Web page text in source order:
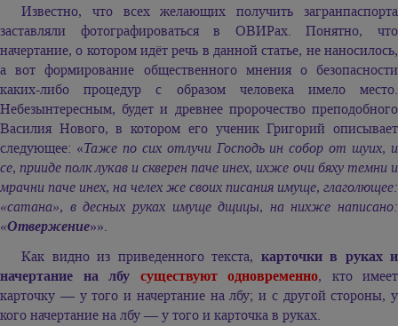
Известно, что всех желающих получить загранпаспорта
заставляли фотографироваться в ОВИРах. Понятно, что
начертание, о котором идёт речь в данной статье, не наносилось,
а вот формирование общественного мнения о безопасности
каких-либо процедур с образом человека имело место.
Небезынтересным, будет и древнее пророчество преподобного
Василия Нового, в котором его ученик Григорий описывает
следующее: «Таже по сих отлучи Господь ин собор от шуих, и
се, прииде полк лукав и скверен паче инех, ихже очи бяху темни и
мрачни паче инех, на челех же своих писания имуще, глаголющее:
«сатана», в десных руках имуще дщицы, на нихже написано:
«Отвержение»».
Как видно из приведенного текста, карточки в руках и
начертание на лбу существуют одновременно, кто имеет
карточку — у того и начертание на лбу; и с другой стороны, у
кого начертание на лбу — у того и карточка в руках.